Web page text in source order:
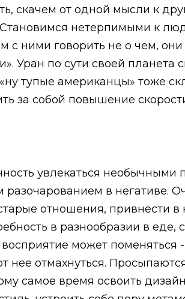
скачем от одной мысли к
нетерпимыми к
ними говорить не о чем,
Уран по сути своей планета
тупые американцы» тоже
за собой повышение
увлекаться необычными
в негативе.
отношения, привнести
в разнообразии в еде,
может поменяться
отмахнуться.
самое время освоить